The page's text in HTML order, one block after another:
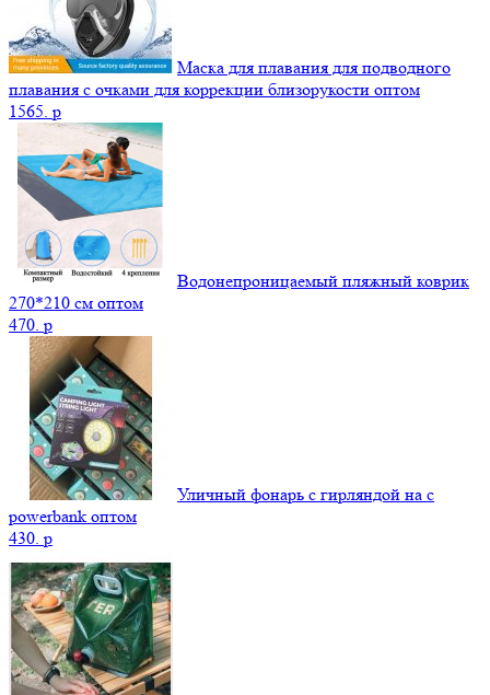
Маска для плавания для подводного
плавания с очками для коррекции близорукости оптом
1565. p
Водонепроницаемый пляжный коврик
270*210 см оптом
470. p
Уличный фонарь с гирляндой на с
powerbank оптом
430. p